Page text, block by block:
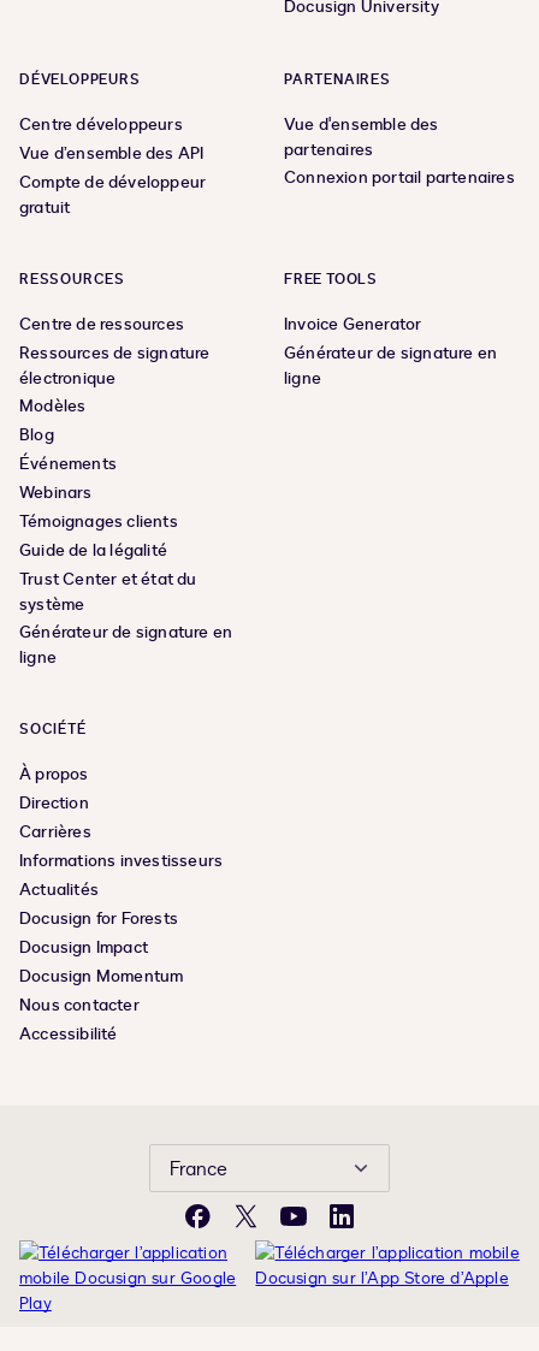
Docusign University
DÉVELOPPEURS
Centre développeurs
Vue d’ensemble des API
Compte de développeur
gratuit
PARTENAIRES
Vue d'ensemble des
partenaires
Connexion portail partenaires
RESSOURCES
Centre de ressources
Ressources de signature
électronique
Modèles
Blog
Événements
Webinars
Témoignages clients
Guide de la légalité
Trust Center et état du
système
Générateur de signature en
ligne
FREE TOOLS
Invoice Generator
Générateur de signature en
ligne
SOCIÉTÉ
À propos
Direction
Carrières
Informations investisseurs
Actualités
Docusign for Forests
Docusign Impact
Docusign Momentum
Nous contacter
Accessibilité
France
Facebook
X YouTubeLinkedIn